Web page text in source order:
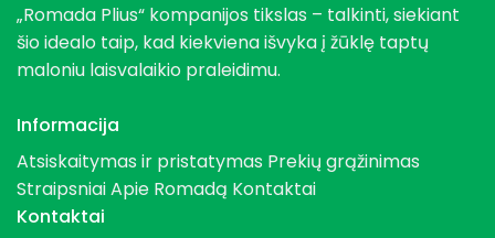
„Romada Plius“ kompanijos tikslas – talkinti, siekiant
šio idealo taip, kad kiekviena išvyka į žūklę taptų
maloniu laisvalaikio praleidimu.
Informacija
Atsiskaitymas ir pristatymas Prekių grąžinimas
StraipsniaiApie Romadą Kontaktai
Kontaktai